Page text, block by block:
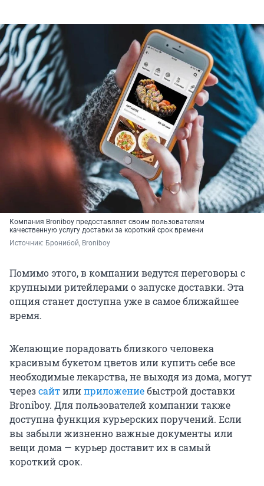
Компания Broniboy предоставляет своим пользователям
качественную услугу доставки за короткий срок времени
Источник: Бронибой, Broniboy
Помимо этого, в компании ведутся переговоры с
крупными ритейлерами о запуске доставки. Эта
опция станет доступна уже в самое ближайшее
время.
Желающие порадовать близкого человека
красивым букетом цветов или купить себе все
необходимые лекарства, не выходя из дома, могут
черезсайтилиприложениебыстрой доставки
Broniboy. Для пользователей компании также
доступна функция курьерских поручений. Если
вы забыли жизненно важные документы или
вещи дома — курьер доставит их в самый
короткий срок.